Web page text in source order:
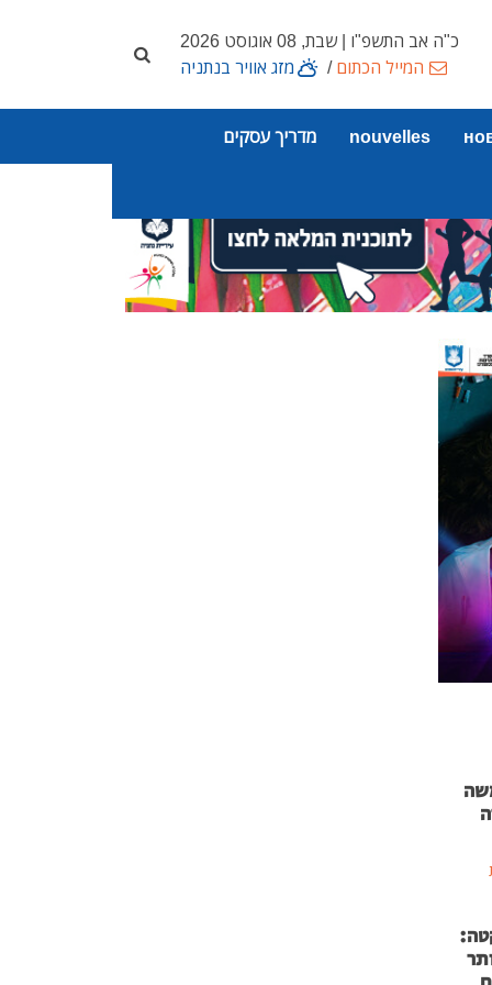
כ"ה אב התשפ"ו | שבת, 08 אוגוסט 2026
המייל הכתום/ מזג אוויר בנתניה
nouvelles מדריך עסקים
נמשה
אותר